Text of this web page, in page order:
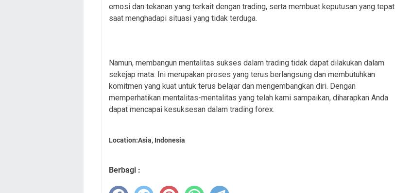
emosi dan tekanan yang terkait dengan trading, serta membuat keputusan yang tepat
saat menghadapi situasi yang tidak terduga.
Namun, membangun mentalitas sukses dalam trading tidak dapat dilakukan dalam
sekejap mata. Ini merupakan proses yang terus berlangsung dan membutuhkan
komitmen yang kuat untuk terus belajar dan mengembangkan diri. Dengan
memperhatikan mentalitas-mentalitas yang telah kami sampaikan, diharapkan Anda
dapat mencapai kesuksesan dalam trading forex.
Location:Asia, Indonesia
Berbagi :